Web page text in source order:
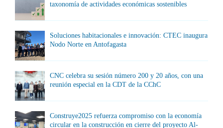
taxonomía de actividades económicas sostenibles
Soluciones habitacionales e innovación: CTEC inaugura
Nodo Norte en Antofagasta
CNC celebra su sesión número 200 y 20 años, con una
reunión especial en la CDT de la CChC
Construye2025 refuerza compromiso con la economía
circular en la construcción en cierre del proyecto Al-